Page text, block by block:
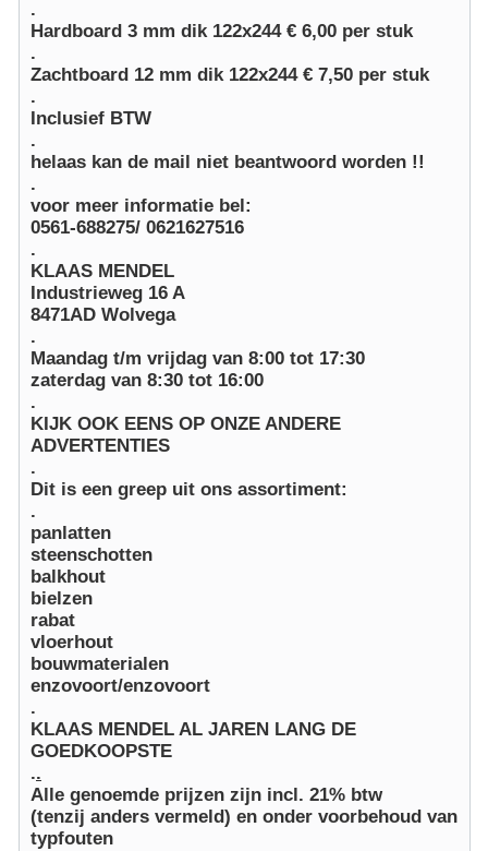
.
Hardboard 3 mm dik 122x244 € 6,00 per stuk
.
Zachtboard 12 mm dik 122x244 € 7,50 per stuk
.
Inclusief BTW
.
helaas kan de mail niet beantwoord worden !!
.
voor meer informatie bel:
0561-688275/ 0621627516
.
KLAAS MENDEL
Industrieweg 16 A
8471AD Wolvega
.
Maandag t/m vrijdag van 8:00 tot 17:30
zaterdag van 8:30 tot 16:00
.
KIJK OOK EENS OP ONZE ANDERE
ADVERTENTIES
.
Dit is een greep uit ons assortiment:
.
panlatten
steenschotten
balkhout
bielzen
rabat
vloerhout
bouwmaterialen
enzovoort/enzovoort
.
KLAAS MENDEL AL JAREN LANG DE
GOEDKOOPSTE
..
Alle genoemde prijzen zijn incl . 21% btw
(tenzij anders vermeld) en onder voorbehoud van
typfouten